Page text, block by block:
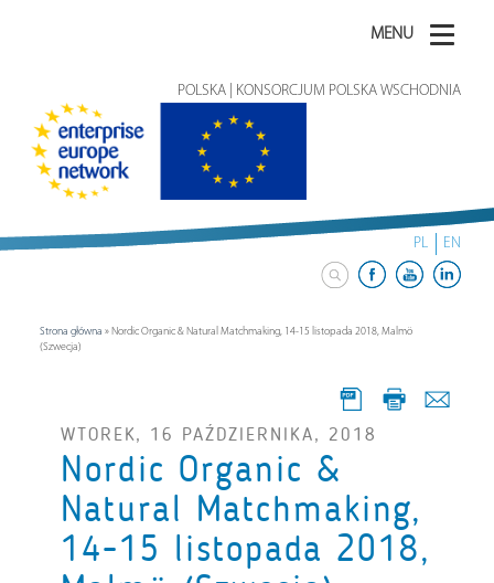
MENU
POLSKA | KONSORCJUM POLSKA WSCHODNIA
PL EN
Strona główna » Nordic Organic & Natural Matchmaking, 14-15 listopada 2018, Malmö
(Szwecja)
WTOREK, 16 PAŹDZIERNIKA, 2018
Nordic Organic &
Natural Matchmaking,
14-15 listopada 2018,